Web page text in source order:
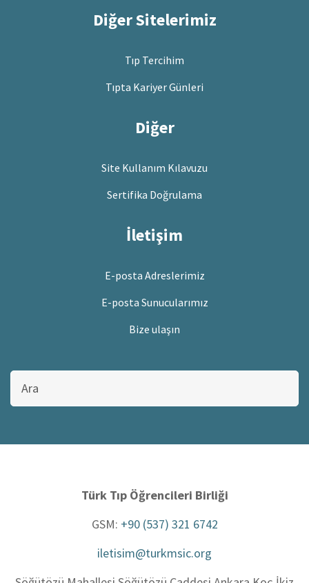
Diğer Sitelerimiz
Tıp Tercihim
Tıpta Kariyer Günleri
Diğer
Site Kullanım Kılavuzu
Sertifika Doğrulama
İletişim
E-posta Adreslerimiz
E-posta Sunucularımız
Bize ulaşın
Bu
sitede
ara
Türk Tıp Öğrencileri Birliği
GSM: +90 (537) 321 6742
iletisim@turkmsic.org